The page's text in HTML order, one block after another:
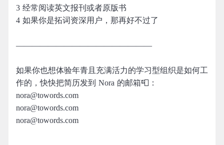
3 经常阅读英文报刊或者原版书
4 如果你是拓词资深用户，那再好不过了
—————————————————
如果你也想体验年青且充满活力的学习型组织是如何工
作的，快快把简历发到 Nora 的邮箱📮：
nora@towords.com
nora@towords.com
nora@towords.com